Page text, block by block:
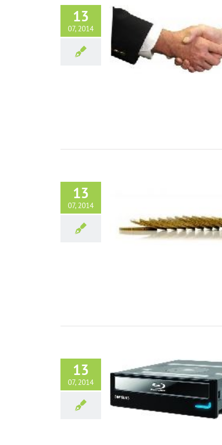
13
07, 2014
13
07, 2014
jest najlepszy do laptopa
13
07, 2014
robić podczas użytkowania